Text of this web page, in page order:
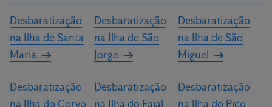
Desbaratização
na Ilha de Santa
Maria
Desbaratização
na Ilha de São
Jorge
Desbaratização
na Ilha de São
Miguel
Desbaratização
na Ilha do Corvo
Desbaratização
na Ilha do Faial
Desbaratização
na Ilha do Pico